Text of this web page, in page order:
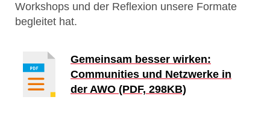
Workshops und der Reflexion unsere Formate
begleitet hat.
Gemeinsam besser wirken:
Communities und Netzwerke in
der AWO (PDF, 298KB)